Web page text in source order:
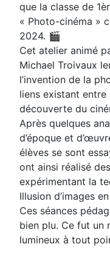
que la classe de
« Photo-cinéma »
2024. 🎬
Cet atelier animé
Michael Troivaux
l’invention de la
liens existant
découverte du
Après quelques
d’époque et
élèves se sont
ont ainsi réalisé
expérimentant la
Illusion d’images
Ces séances
bien plu. Ce fut un
lumineux à tout